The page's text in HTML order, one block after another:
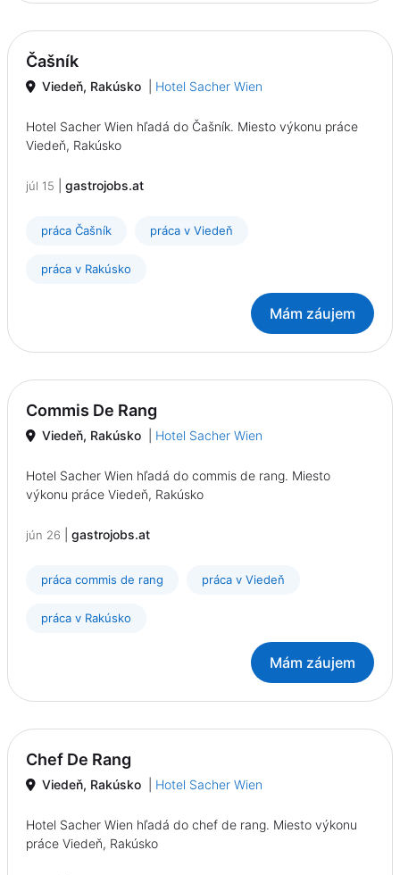
Čašník
Viedeň, Rakúsko Hotel Sacher Wien
Hotel Sacher Wien hľadá do Čašník. Miesto výkonu práce
Viedeň, Rakúsko
júl 15 gastrojobs.at
práca Čašník práca v Viedeň
práca v Rakúsko
Mám záujem
Commis De Rang
Viedeň, Rakúsko Hotel Sacher Wien
Hotel Sacher Wien hľadá do commis de rang. Miesto
výkonu práce Viedeň, Rakúsko
jún 26 gastrojobs.at
práca commis de rang práca v Viedeň
práca v Rakúsko
Mám záujem
Chef De Rang
Viedeň, Rakúsko Hotel Sacher Wien
Hotel Sacher Wien hľadá do chef de rang. Miesto výkonu
práce Viedeň, Rakúsko